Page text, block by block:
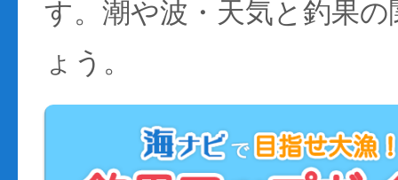
す。潮や波・天気と釣果
ょう。